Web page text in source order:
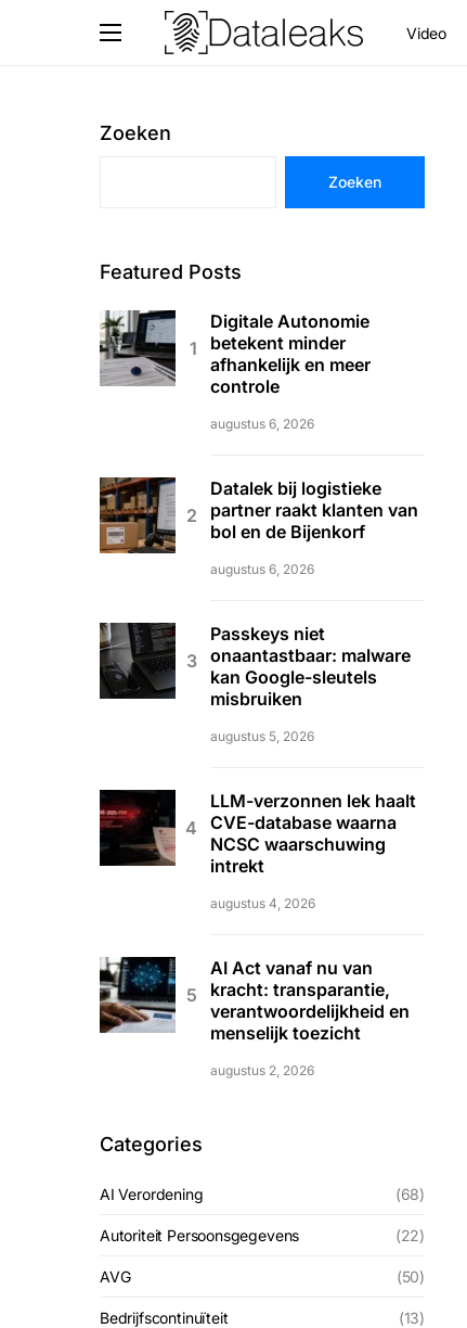
Video
Zoeken
Zoeken
Featured Posts
Digitale Autonomie
betekent minder
afhankelijk en meer
controle
augustus 6, 2026
Datalek bij logistieke
partner raakt klanten van
bol en de Bijenkorf
augustus 6, 2026
Passkeys niet
onaantastbaar: malware
kan Google-sleutels
misbruiken
augustus 5, 2026
LLM-verzonnen lek haalt
CVE-database waarna
NCSC waarschuwing
intrekt
augustus 4, 2026
AI Act vanaf nu van
kracht: transparantie,
verantwoordelijkheid en
menselijk toezicht
augustus 2, 2026
Categories
AI Verordening (68)
Autoriteit Persoonsgegevens (22)
AVG (50)
Bedrijfscontinuïteit (13)